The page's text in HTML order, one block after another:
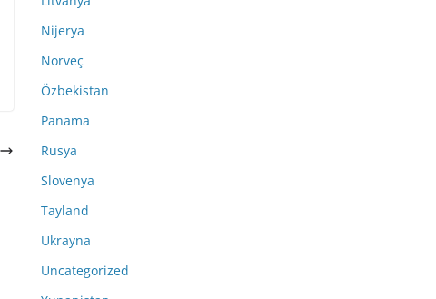
Nijerya
Norveç
Özbekistan
Panama
Rusya
Slovenya
Tayland
Ukrayna
Uncategorized